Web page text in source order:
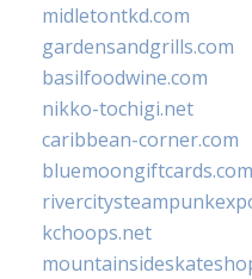
midletontkd.com
gardensandgrills.com
basilfoodwine.com
nikko-tochigi.net
caribbean-corner.com
bluemoongiftcards.com
kchoops.net